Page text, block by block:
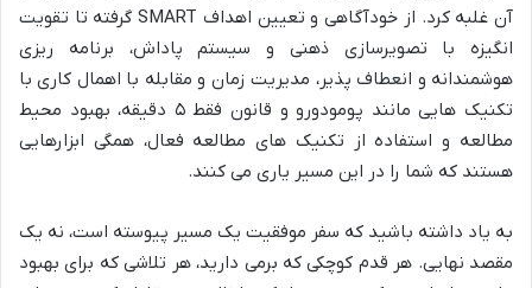
آن غلبه کرد. از خودآگاهی و تعیین اهداف SMART گرفته تا تقویت
انگیزه با تصویرسازی ذهنی و سیستم پاداش، برنامه ریزی
هوشمندانه و انعطاف پذیر، مدیریت زمان و مقابله با اهمال کاری با
تکنیک هایی مانند پومودورو و قانون فقط ۵ دقیقه، بهبود محیط
مطالعه و استفاده از تکنیک های مطالعه فعال، همگی ابزارهایی
هستند که شما را در این مسیر یاری می کنند.
به یاد داشته باشید که سفر موفقیت یک مسیر پیوسته است، نه یک
مقصد نهایی. هر قدم کوچکی که برمی دارید، هر تلاشی که برای بهبود